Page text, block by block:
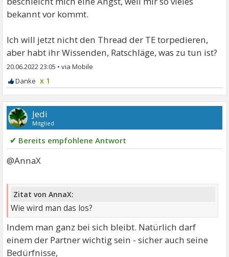
bekannt vor kommt.
Ich will jetzt nicht den Thread der TE torpedieren,
aber habt ihr Wissenden, Ratschläge, was zu tun ist?
20.06.2022 23:05 •
x 1
Jedi
Mitglied
✔ Bereits empfohlene Antwort
@AnnaX
Zitat von AnnaX:
Wie wird man das los?
Indem man ganz bei sich bleibt. Natürlich darf
einem der Partner wichtig sein - sicher auch seine
Bedürfnisse,